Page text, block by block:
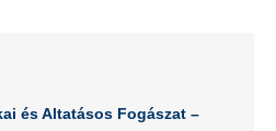
és Altatásos Fogászat –